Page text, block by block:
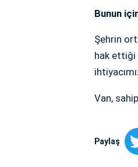
Bunun
Şehrin
hak ettiği
Van,
Paylaş